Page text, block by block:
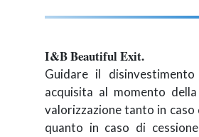
I&B Beautiful Exit.
Guidare il
acquisita al momento
valorizzazione tanto in caso
quanto in caso di